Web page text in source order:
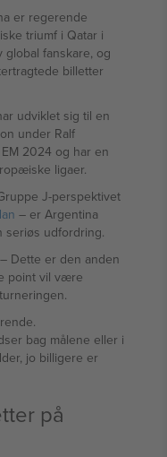
er regerende
triumf i Qatar i
global fanskare, og
billetter
udviklet sig til en
under Ralf
2024 og har en
ligaer.
J-perspektivet
– er Argentina
seriøs udfordring.
– Dette er den anden
point vil være
bag målene eller i
jo billigere er
på